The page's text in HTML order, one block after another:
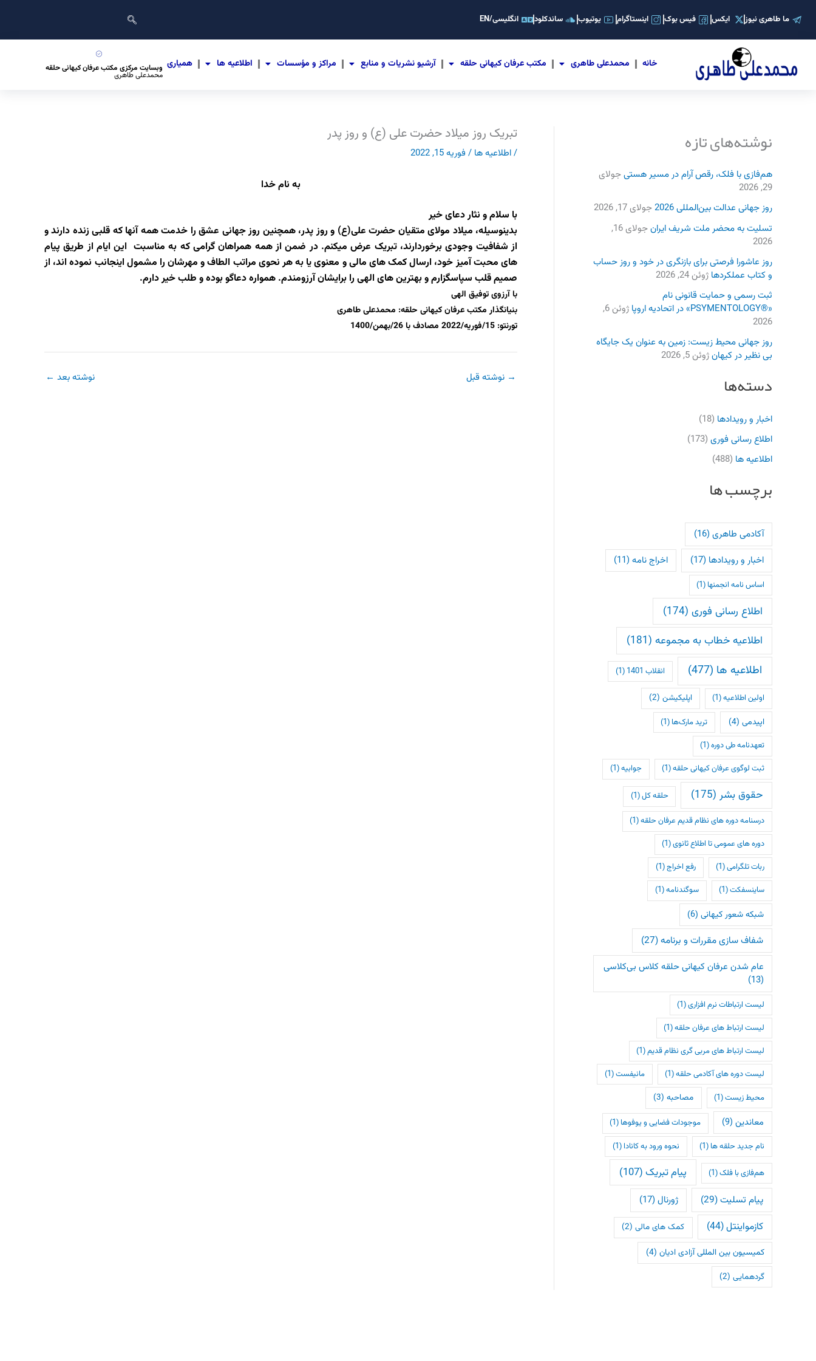
ما طاهری نیوز ایکس فیس بوک اینستاگرام یوتیوب ساندکلود انگلیسی/EN
خانه محمدعلی طاهری مکتب عرفان کیهانی حلقه آرشیو نشریات و منابع مراکز و مؤسسات اطلاعیه ها همیاری وبسایت مرکزی مکتب عرفان کیهانی حلقه
محمدعلی طاهری
نوشته‌های تازه
هم‌فازی با فلک، رقص آرام در مسیر هستیجولای
29, 2026
روز جهانی عدالت بین‌المللی 2026
جولای 17, 2026
تسلیت به محضر ملت شریف ایران
جولای 16,
2026
روز عاشورا فرصتی برای بازنگری در خود و روز حساب
و کتاب عملکردها ژوئن 24, 2026
ثبت رسمی و حمایت قانونی نام
«®PSYMENTOLOGY» در اتحادیه اروپا
ژوئن 6,
2026
روز جهانی محیط زیست: زمین به عنوان یک جایگاه
بی نظیر در کیهانژوئن 5, 2026
دسته‌ها
اخبار و رویدادها (18)
اطلاع رسانی فوری (173)
اطلاعیه ها (488)
برچسب ها
آکادمی طاهری(16)
اخبار و رویدادها (17) اخراج نامه (11)
اساس نامه انجمنها (1)
اطلاع رسانی فوری (174)
اطلاعیه خطاب به مجموعه (181)
اطلاعیه ها (477) انقلاب 1401 (1)
اولین اطلاعیه(1) اپلیکیشن (2)
اپیدمی (4) ترید مارک‌ها (1)
تعهدنامه طی دوره(1)
ثبت لوگوی عرفان کیهانی حلقه(1) جوابیه(1)
حقوق بشر (175) حلقه کل(1)
درسنامه دوره های نظام قدیم عرفان حلقه(1)
دوره های عمومی تا اطلاع ثانوی(1)
ربات تلگرامی(1) رفع اخراج(1)
ساینسفکت(1) سوگندنامه(1)
شبکه شعور کیهانی(6)
شفاف سازی مقررات و برنامه(27)
عام شدن عرفان کیهانی حلقه کلاس بی‌کلاسی
(13)
لیست ارتباطات نرم افزاری(1)
لیست ارتباط های عرفان حلقه(1)
لیست ارتباط های مربی گری نظام قدیم(1)
لیست دوره های آکادمی حلقه(1) مانیفست(1)
محیط زیست(1) مصاحبه(3)
معاندین (9) موجودات فضایی و یوفوها (1)
نام جدید حلقه ها (1) نحوه ورود به کانادا (1)
هم‌فازی با فلک(1) پیام تبریک(107)
پیام تسلیت(29) ژورنال(17)
کازمواینتل(44) کمک های مالی(2)
کمیسیون بین المللی آزادی ادیان (4)
گردهمایی (2)
تبریک روز میلاد حضرت علی (ع) و روز پدر
/اطلاعیه ها /فوریه 15, 2022
به نام خدا
با سلام و نثار دعای خیر
بدینوسیله، میلاد مولای متقیان حضرت علی(ع) و روز پدر، همچنین روز جهانی عشق را خدمت همه آنها که قلبی زنده دارند و
از شفافیت وجودی برخوردارند، تبریک عرض میکنم. در ضمن از همه همراهان گرامی که به مناسبت این ایام از طریق پیام
های محبت آمیز خود، ارسال کمک های مالی و معنوی یا به هر نحوی مراتب الطاف و مهرشان را مشمول اینجانب نموده اند، از
صمیم قلب سپاسگزارم و بهترین های الهی را برایشان آرزومندم. همواره دعاگو بوده و طلب خیر دارم.
با آرزوی توفیق الهی
بنیانگذار مکتب عرفان کیهانی حلقه: محمدعلی طاهری
تورنتو: 15/فوریه/2022 مصادف با 26/بهمن/1400
→ نوشته قبل نوشته بعد ←